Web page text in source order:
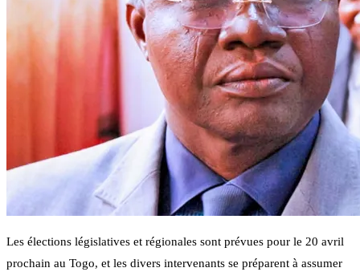
Les élections législatives et régionales sont prévues pour le 20 avril
prochain au Togo, et les divers intervenants se préparent à assumer